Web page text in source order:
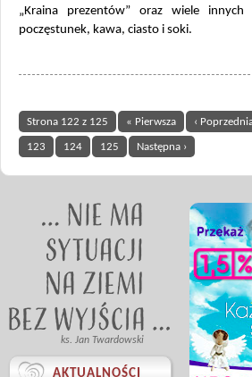
„Kraina prezentów” oraz wiele
poczęstunek, kawa, ciasto i soki.
Strona 122 z 125 « Pierwsza ‹
123 124 125 Następna ›
ks. Jan Twardowski
AKTUALNOŚCI